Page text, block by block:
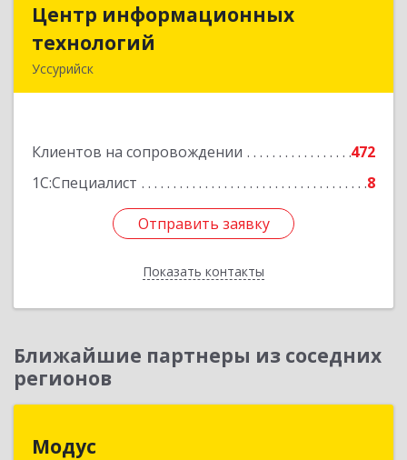
Центр информационных
технологий
Уссурийск
Клиентов на сопровождении
472
1С:Специалист
8
Отправить заявку
Показать контакты
Центр информационных
Подробнее
Отправить заявку
Назад
Ближайшие партнеры из соседних
регионов
Модус